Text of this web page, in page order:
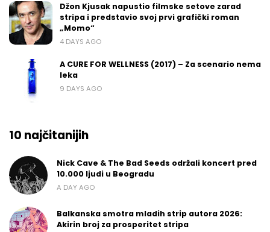
Džon Kjusak napustio filmske setove zarad
stripa i predstavio svoj prvi grafički roman
„Momo“
4 DAYS AGO
A CURE FOR WELLNESS (2017) – Za scenario nema
leka
9 DAYS AGO
10 najčitanijih
Nick Cave & The Bad Seeds održali koncert pred
10.000 ljudi u Beogradu
A DAY AGO
Balkanska smotra mladih strip autora 2026:
Akirin broj za prosperitet stripa